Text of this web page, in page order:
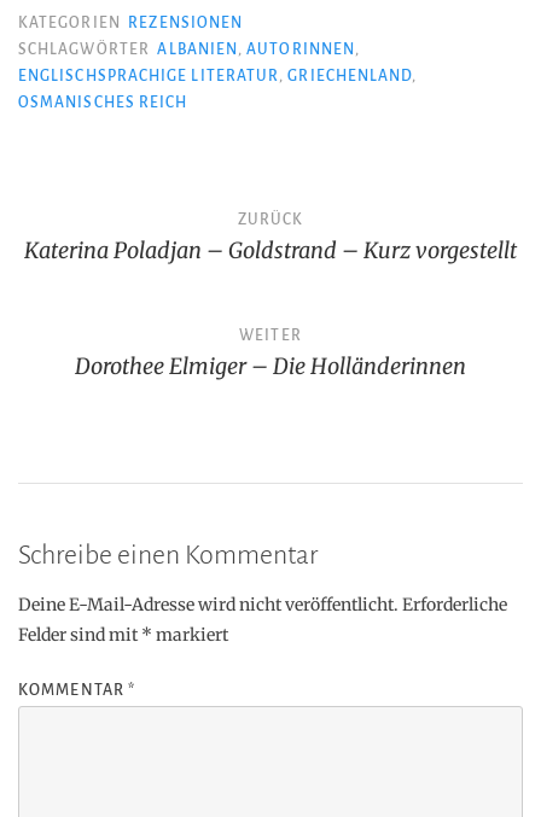
KATEGORIEN
REZENSIONEN
SCHLAGWÖRTER
ALBANIEN ,AUTORINNEN ,
ENGLISCHSPRACHIGE LITERATUR,GRIECHENLAND,
OSMANISCHES REICH
Beitragsnavigation
ZURÜCK
Katerina Poladjan – Goldstrand – Kurz vorgestellt
WEITER
Dorothee Elmiger – Die Holländerinnen
Schreibe einen Kommentar
Deine E-Mail-Adresse wird nicht veröffentlicht. Erforderliche
Felder sind mit * markiert
KOMMENTAR*